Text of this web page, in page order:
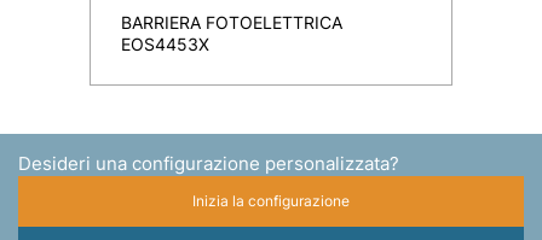
BARRIERA FOTOELETTRICA
EOS4453X
Desideri una configurazione personalizzata?
Inizia la configurazione